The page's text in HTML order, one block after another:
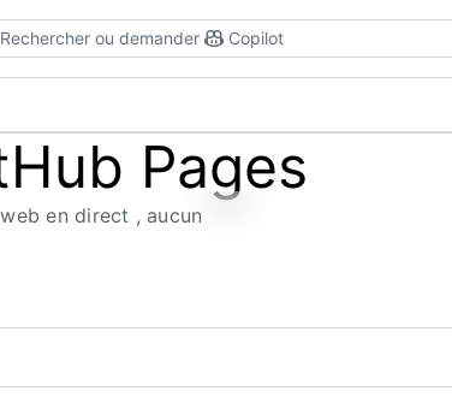
Rechercher ou demander Copilot
Pages
en direct , aucun